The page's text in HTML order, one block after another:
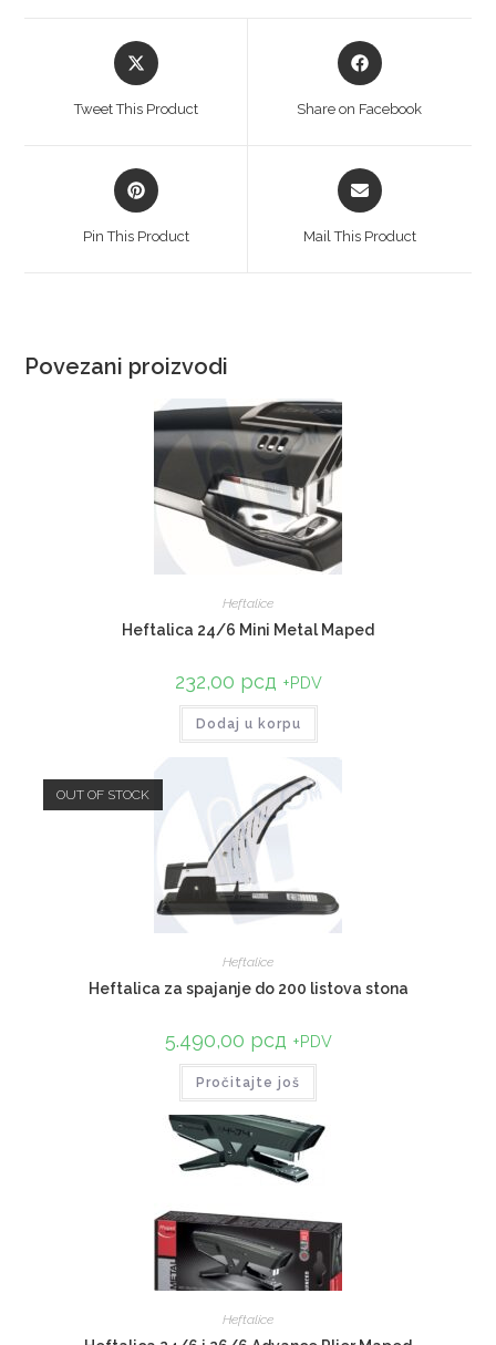
Tweet This Product Share on Facebook
Pin This Product Mail This Product
Povezani proizvodi
Heftalice
Heftalica 24/6 Mini Metal Maped
232,00 рсд +PDV
Dodaj u korpu
OUT OF STOCK
Heftalice
Heftalica za spajanje do 200 listova stona
5.490,00 рсд +PDV
Pročitajte još
Heftalice